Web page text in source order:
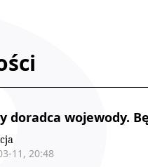
doradca wojewody.
11, 20:48